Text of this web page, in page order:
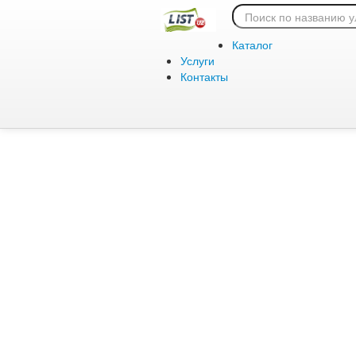
Каталог
Услуги
Контакты
Ошибка